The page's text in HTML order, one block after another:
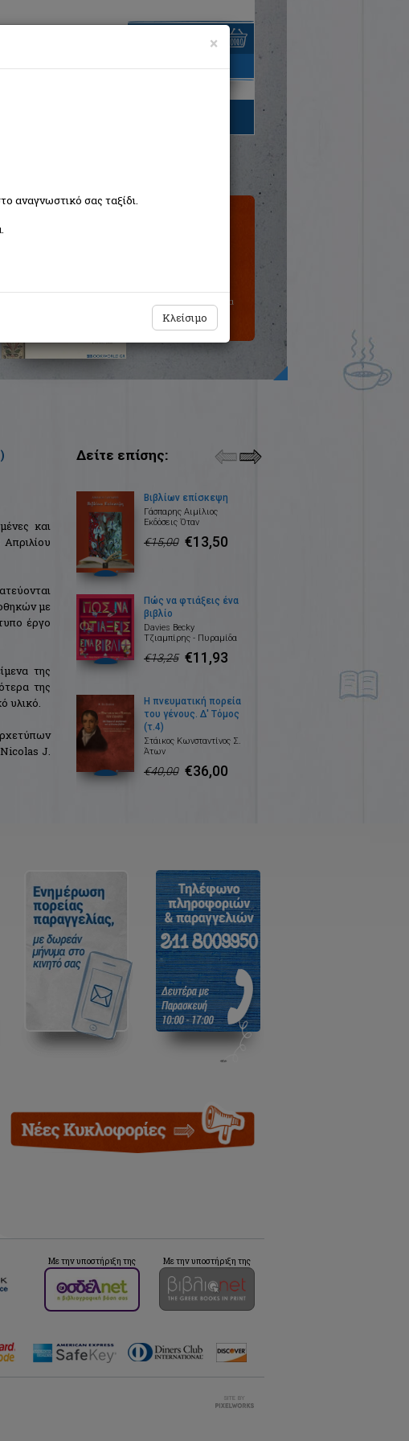
είναι άδειο
Δεν υπάρχει δυνατότητα
παραγγελίας
)
και
με
έργο
της
της
υλικό.
J.
σημασία
μελέτη
στο
Δείτε επίσης:
Βιβλίων επίσκεψη
Γάσπαρης Αιμίλιος
Εκδόσεις Όταν
€15,00 €13,50
Πώς να φτιάξεις ένα
βιβλίο
Davies Becky
Τζιαμπίρης - Πυραμίδα
€13,25 €11,93
Η πνευματική πορεία
του γένους. Δ' Τόμος
(τ.4)
Στάικος Κωνσταντίνος Σ.
Άτων
€40,00 €36,00
Με την υποστήριξη της Με την υποστήριξη της
×
αναγνωστικό σας ταξίδι.
Κλείσιμο